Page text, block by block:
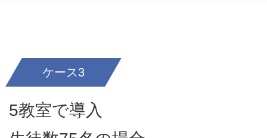
ケース3
5教室で導入